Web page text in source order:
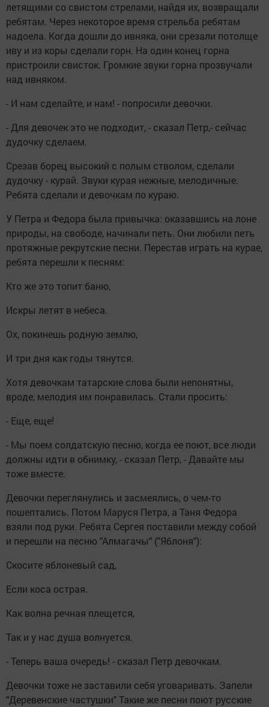
летящими со свистом стрелами, найдя их, возвращали
ребятам. Через некоторое время стрельба ребятам
надоела. Когда дошли до ивняка, они срезали потолще
иву и из коры сделали горн. На один конец горна
пристроили свисток. Громкие звуки горна прозвучали
над ивняком.
- И нам сделайте, и нам! - попросили девочки.
- Для девочек это не подходит, - сказал Петр,- сейчас
дудочку сделаем.
Срезав борец высокий с полым стволом, сделали
дудочку - курай. Звуки курая нежные, мелодичные.
Ребята сделали и девочкам по кураю.
У Петра и Федора была привычка: оказавшись на лоне
природы, на свободе, начинали петь. Они любили петь
протяжные рекрутские песни. Перестав играть на курае,
ребята перешли к песням:
Кто же это топит баню,
Искры летят в небеса.
Ох, покинешь родную землю,
И три дня как годы тянутся.
Хотя девочкам татарские слова были непонятны,
вроде, мелодия им понравилась. Стали просить:
- Еще, еще!
- Мы поем солдатскую песню, когда ее поют, все люди
должны идти в обнимку, - сказал Петр, - Давайте мы
тоже вместе.
Девочки переглянулись и засмеялись, о чем-то
пошептались. Потом Маруся Петра, а Таня Федора
взяли под руки. Ребята Сергея поставили между собой
и перешли на песню "Алмагачы" ("Яблоня"):
Скосите яблоневый сад,
Если коса острая.
Как волна речная плещется,
Так и у нас душа волнуется.
- Теперь ваша очередь! - сказал Петр девочкам.
Девочки тоже не заставили себя уговаривать. Запели
"Деревенские частушки" Такие же песни поют русские